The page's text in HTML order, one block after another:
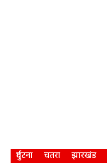
दुर्घटना चतरा झारखंड